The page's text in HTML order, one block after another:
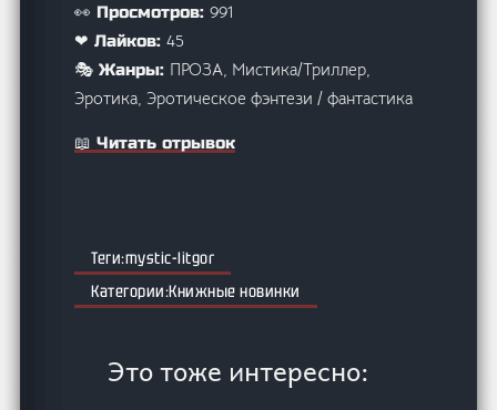
👀 Просмотров:991
❤ Лайков:45
🎭 Жанры: ПРОЗА, Мистика/Триллер,
Эротика, Эротическое фэнтези / фантастика
📖 Читать отрывок
mystic-litgor
Книжные новинки
Это тоже интересно: